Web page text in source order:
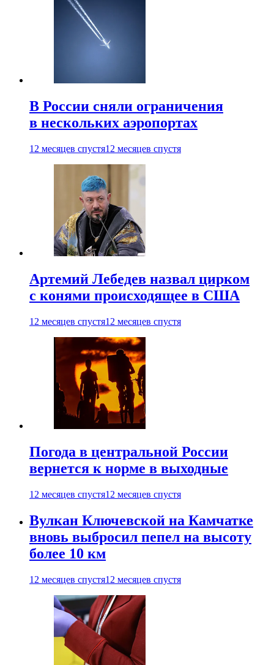
В России сняли ограничения
в нескольких аэропортах
12 месяцев спустя12 месяцев спустя
Артемий Лебедев назвал цирком
с конями происходящее в США
12 месяцев спустя12 месяцев спустя
Погода в центральной России
вернется к норме в выходные
12 месяцев спустя12 месяцев спустя
Вулкан Ключевской на Камчатке
вновь выбросил пепел на высоту
более 10 км
12 месяцев спустя12 месяцев спустя